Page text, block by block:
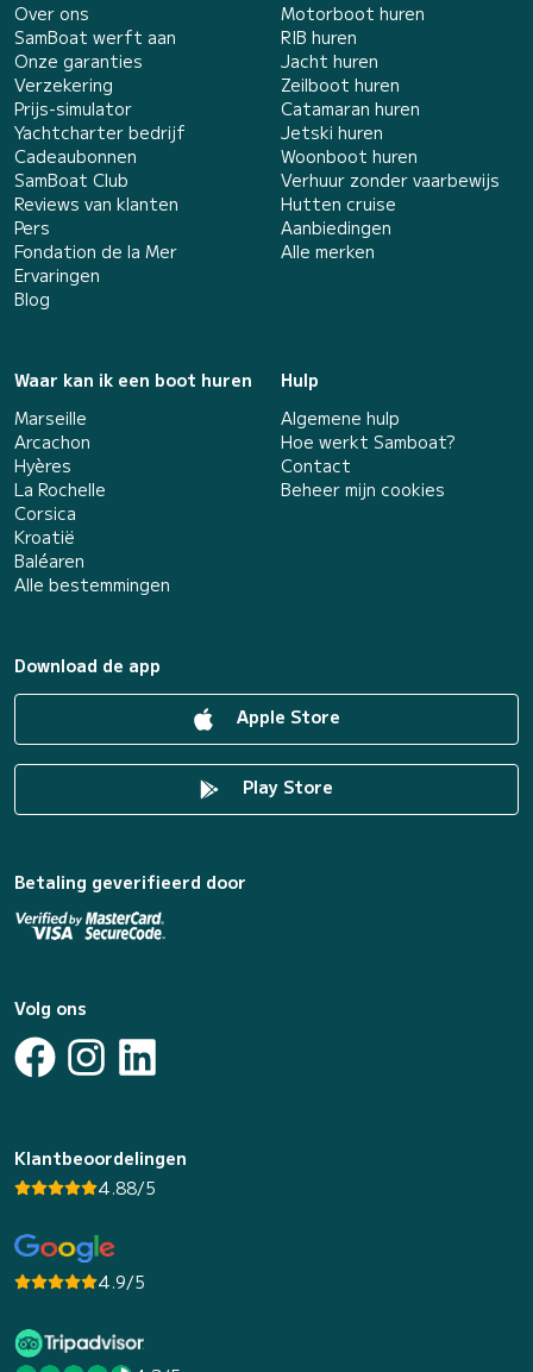
Over ons
SamBoat werft aan
Onze garanties
Verzekering
Prijs-simulator
Yachtcharter bedrijf
Cadeaubonnen
SamBoat Club
Reviews van klanten
Pers
Fondation de la Mer
Ervaringen
Blog
Motorboot huren
RIB huren
Jacht huren
Zeilboot huren
Catamaran huren
Jetski huren
Woonboot huren
Verhuur zonder vaarbewijs
Hutten cruise
Aanbiedingen
Alle merken
Waar kan ik een boot huren
Marseille
Arcachon
Hyères
La Rochelle
Corsica
Kroatië
Baléaren
Alle bestemmingen
Hulp
Algemene hulp
Hoe werkt Samboat?
Contact
Beheer mijn cookies
Download de app
Apple Store
Play Store
Betaling geverifieerd door
Volg ons
Klantbeoordelingen
4.88/5
4.9/5